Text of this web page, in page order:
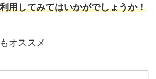
用してみてはいかがでしょうか！
オススメ